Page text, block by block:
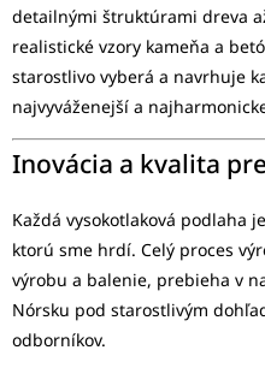
detailnými štruktúrami dreva
realistické vzory kameňa a
starostlivo vyberá a navrhuje
najvyváženejší a
Inovácia a kvalita
Každá vysokotlaková podlaha
ktorú sme hrdí. Celý proces
výrobu a balenie, prebieha v
Nórsku pod starostlivým
odborníkov.